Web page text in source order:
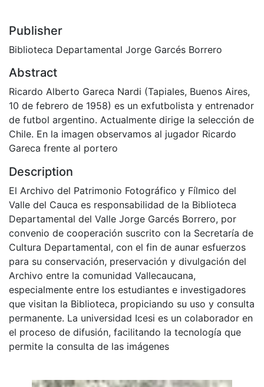
Publisher
Biblioteca Departamental Jorge Garcés Borrero
Abstract
Ricardo Alberto Gareca Nardi (Tapiales, Buenos Aires,
10 de febrero de 1958) es un exfutbolista y entrenador
de futbol argentino. Actualmente dirige la selección de
Chile. En la imagen observamos al jugador Ricardo
Gareca frente al portero
Description
El Archivo del Patrimonio Fotográfico y Fílmico del
Valle del Cauca es responsabilidad de la Biblioteca
Departamental del Valle Jorge Garcés Borrero, por
convenio de cooperación suscrito con la Secretaría de
Cultura Departamental, con el fin de aunar esfuerzos
para su conservación, preservación y divulgación del
Archivo entre la comunidad Vallecaucana,
especialmente entre los estudiantes e investigadores
que visitan la Biblioteca, propiciando su uso y consulta
permanente. La universidad Icesi es un colaborador en
el proceso de difusión, facilitando la tecnología que
permite la consulta de las imágenes